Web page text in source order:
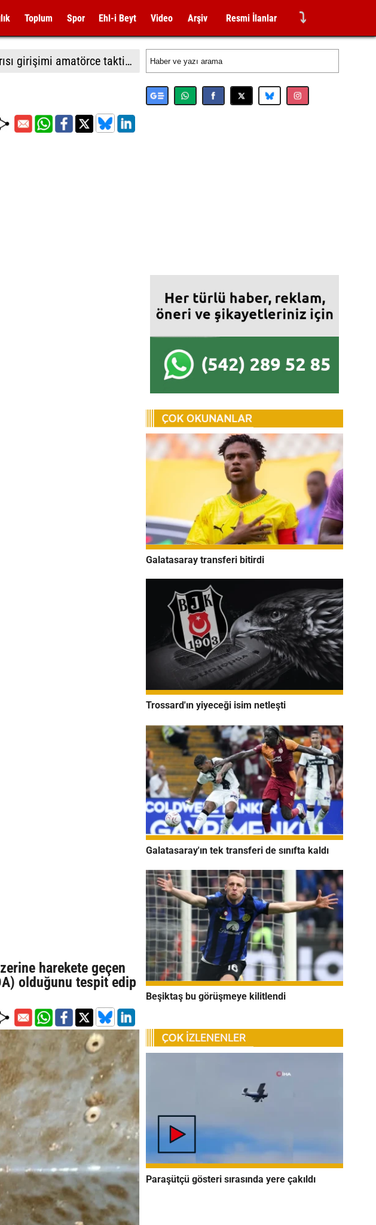
Toplum Spor Ehl-i Beyt Video Arşiv Resmi İlanlar ⤵
Almanya İçişleri Bakan Dobrindt: "Leipzig Havalimanı'ndaki İHA saldırısı girişimi amatörce taktiklere işaret etmiyor"
harekete geçen
olduğunu tespit edip
Galatasaray transferi bitirdi
Trossard'ın yiyeceği isim netleşti
Galatasaray'ın tek transferi de sınıfta kaldı
Beşiktaş bu görüşmeye kilitlendi
Paraşütçü gösteri sırasında yere çakıldı